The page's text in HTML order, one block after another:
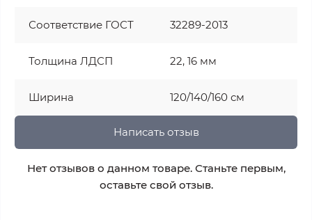
Соответствие ГОСТ 32289-2013
Толщина ЛДСП 22, 16 мм
Ширина 120/140/160 см
Написать отзыв
Нет отзывов о данном товаре. Станьте первым,
оставьте свой отзыв.